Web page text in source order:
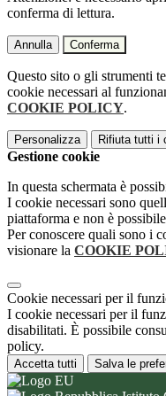
conferma di lettura.
Annulla Conferma
Questo sito o gli strumenti
cookie necessari al
COOKIE POLICY.
Personalizza Rifiuta tutti i
Gestione cookie
In questa schermata è
I cookie necessari sono
piattaforma e non è
Per conoscere quali sono i
visionare la COOKIE
Cookie necessari per il
I cookie necessari per il
disabilitati. È possibile
policy.
Accetta tutti Salva le